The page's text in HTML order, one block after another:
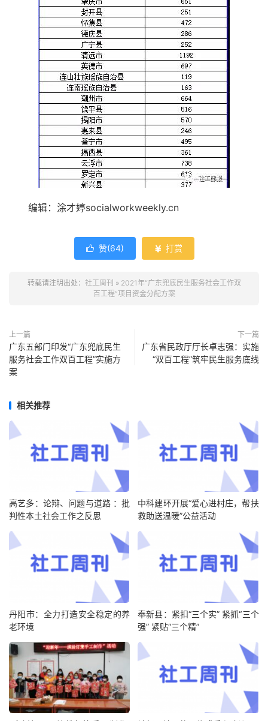
编辑：涂才婷socialworkweekly.cn
 赞(64)  打赏
转载请注明出处： 社工周刊 » 2021年“广东兜底民生服务社会工作双
百工程”项目资金分配方案
上一篇
广东五部门印发“广东兜底民生
服务社会工作双百工程”实施方
案
下一篇
广东省民政厅厅长卓志强：实施
“双百工程”筑牢民生服务底线
相关推荐
高艺多：论辩、问题与道路 ：批
判性本土社会工作之反思
中科建环开展“爱心进村庄，帮扶
救助送温暖”公益活动
丹阳市：全力打造安全稳定的养
老环境
奉新县：紧扣“三个实” 紧抓“三个
强” 紧贴“三个精”